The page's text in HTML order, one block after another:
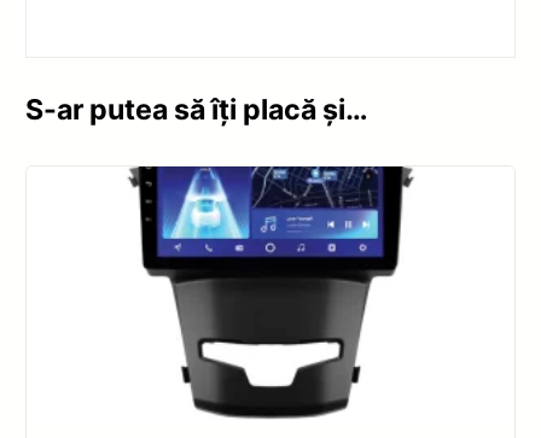
S-ar putea să îți placă și…